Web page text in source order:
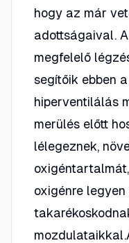
hogy az már
adottságaival.
megfelelő
segítőik ebben
hiperventilálás
merülés előtt
lélegeznek,
oxigénre